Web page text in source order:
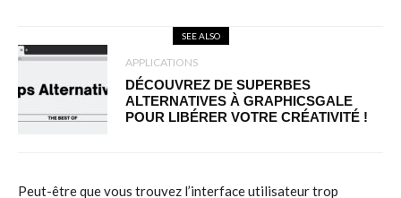
SEE ALSO
APPLICATIONS
DÉCOUVREZ DE SUPERBES
ALTERNATIVES À GRAPHICSGALE
POUR LIBÉRER VOTRE CRÉATIVITÉ !
Peut-être que vous trouvez l’interface utilisateur trop